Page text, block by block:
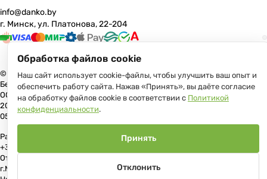
info@danko.by
г. Минск, ул. Платонова, 22-204
© 2026 Данко Бай: качественная мебель с оперативной доставкой по
Беларуси
ООО «Гранд Парк», юр.адрес: 220005, Минск, ул. Платонова, 22, пом.
204 В торговом реестре с 17 июля 2013 г. Регистрация №191081534,
05.11.2008, Мингорисполком.
Рассмотрение обращений потребителей, телефон +375 (17) 361-10-80,
+375 (29) 191-10-80, +375 (29) 544-10-00, e-mail: info@danko.by
Отдел торговли и услуг Администрации Первомайского района
г.Минска: тел. +375(17)215-14-65, Начальник отдела: Жакович Юлия
Обработка файлов cookie
Наш сайт использует cookie-файлы, чтобы улучшить ваш опыт и
обеспечить работу сайта. Нажав «Принять», вы даёте согласие
на обработку файлов cookie в соответствии с Политикой
конфиденциальности.
Отклонить
Принять